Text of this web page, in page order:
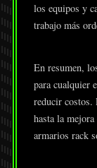
los equipos y
trabajo más
En resumen,
para cualquier
reducir costos.
hasta la
armarios rack